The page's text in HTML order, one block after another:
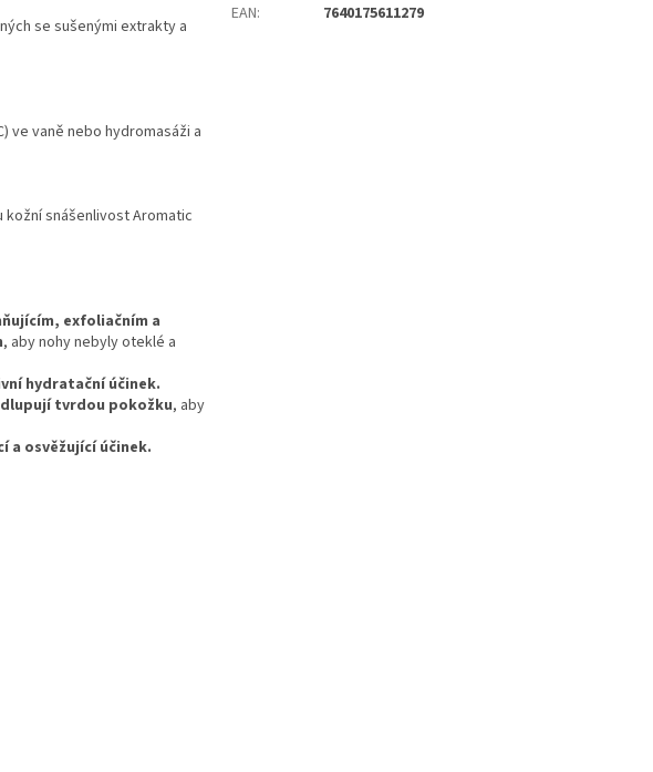
se sušenými extrakty a
ve vaně nebo hydromasáži a
snášenlivost Aromatic
exfoliačním a
, aby nohy nebyly oteklé a
hydratační účinek.
tvrdou pokožku, aby
a osvěžující účinek.
EAN: 7640175611279